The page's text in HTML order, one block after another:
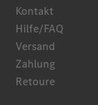
Kontakt
Hilfe/FAQ
Versand
Zahlung
Retoure